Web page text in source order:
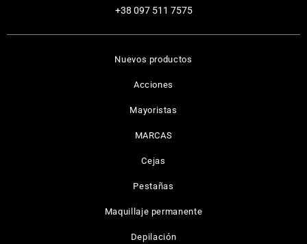
Nuevos productos
Acciones
Mayoristas
MARCAS
Cejas
Pestañas
Maquillaje permanente
Depilación
+38 097 511 7575